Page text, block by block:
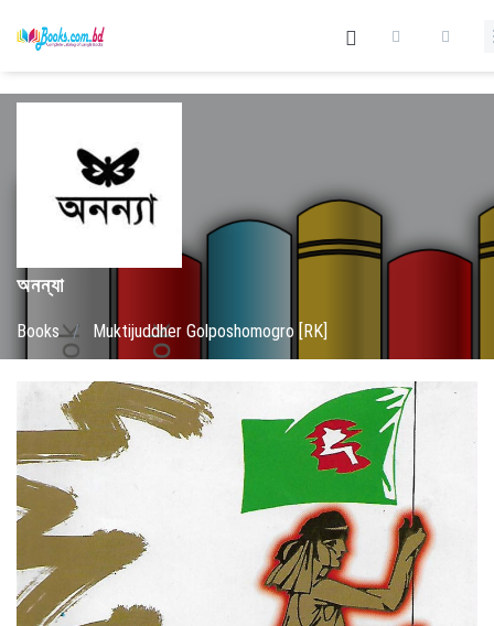
অনন্যা
Books / Muktijuddher Golposhomogro [RK]